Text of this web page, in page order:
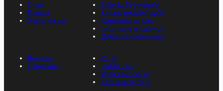
O nas
Kontakt
Napisz do nas
Polityka Prywatności
Zmiana ustawień zgód
Regulamin serwisu
Informacje o nadawcy
Deklaracja dostępności
Reklama
Ogłoszenia
Rp.pl
Parkiet.com
Wiescirolnicze.pl
Konferencje.rp.pl